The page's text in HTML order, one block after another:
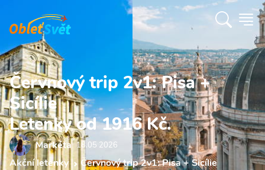
Červnový trip 2v1: Pisa +
Sicílie
Letenky od 1916 Kč.
Markéta 18.05 2026
Akční letenky Červnový trip 2v1: Pisa + Sicílie